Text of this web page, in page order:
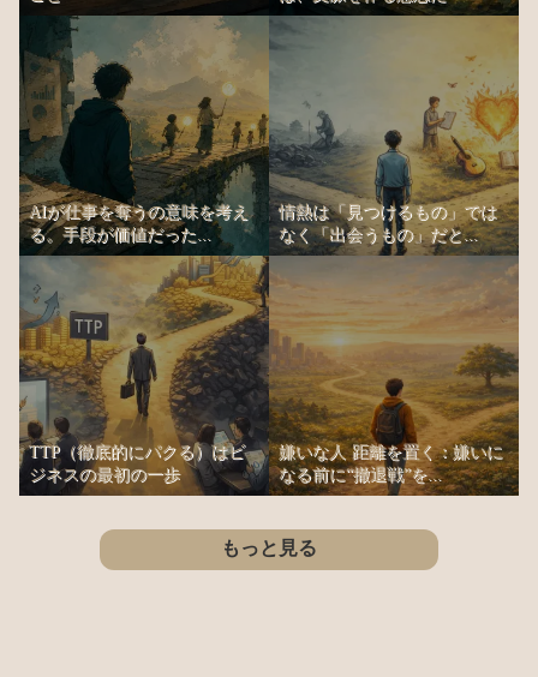
AIが仕事を奪うの意味を考え
る。手段が価値だった...
情熱は「見つけるもの」では
なく「出会うもの」だと...
TTP（徹底的にパクる）はビ
ジネスの最初の一歩
嫌いな人 距離を置く：嫌いに
なる前に“撤退戦”を...
もっと見る